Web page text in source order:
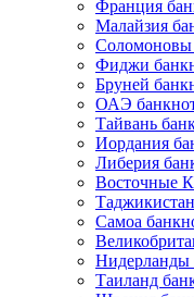
Франция
Малайзия
Соломоновы
Фиджи
Бруней
ОАЭ
Тайвань
Иордания
Либерия
Восточные
Самоа
Нидерланды
Таиланд